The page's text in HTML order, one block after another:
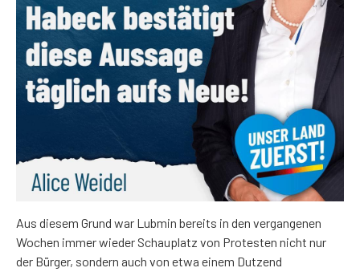
Aus diesem Grund war Lubmin bereits in den vergangenen
Wochen immer wieder Schauplatz von Protesten nicht nur
der Bürger, sondern auch von etwa einem Dutzend